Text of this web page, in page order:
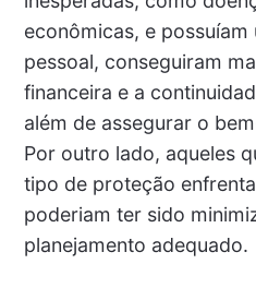
econômicas, e
pessoal, conseguiram
financeira e a
além de assegurar o
Por outro lado, aqueles
tipo de proteção
poderiam ter sido
planejamento adequado.